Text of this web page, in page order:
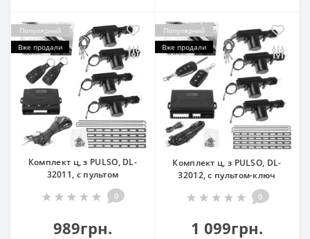
Популярний
Вже продали
Комплект ц, з PULSO, DL-
32011, с пультом
0
989грн.
Популярний
Вже продали
Комплект ц, з PULSO, DL-
32012, с пультом-ключ
0
1 099грн.